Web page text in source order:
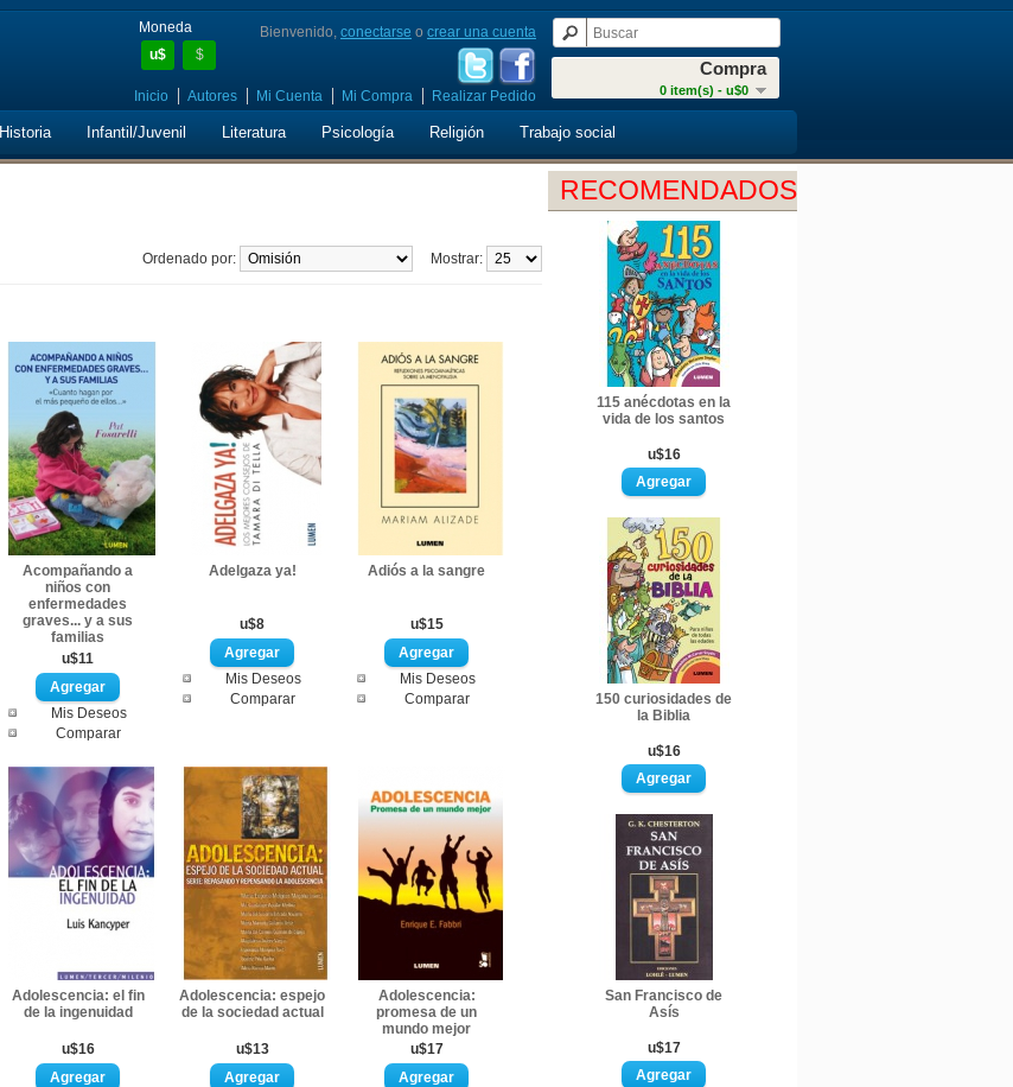
Moneda
u$
$
Compra
0 item(s) - u$0
Bienvenido, conectarse o crear una cuenta
Inicio Autores Mi Cuenta Mi Compra Realizar Pedido
Historia Infantil/Juvenil Literatura Psicología Religión Trabajo social
RECOMENDADOS
115 anécdotas en la
vida de los santos
u$16
150 curiosidades de
la Biblia
u$16
San Francisco de
Asís
u$17
Mostrar:
Ordenado por:
Acompañando a
niños con
enfermedades
graves... y a sus
familias
u$11
Mis Deseos
Comparar
Adelgaza ya!
u$8
Mis Deseos
Comparar
Adiós a la sangre
u$15
Mis Deseos
Comparar
Adolescencia: el fin
de la ingenuidad
u$16
Adolescencia: espejo
de la sociedad actual
u$13
Adolescencia:
promesa de un
mundo mejor
u$17